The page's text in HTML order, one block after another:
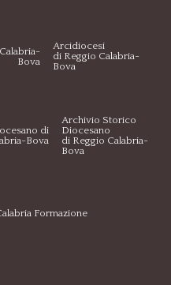
Arcidiocesi
di Reggio Calabria-
Bova
Archivio Storico
Diocesano
di Reggio Calabria-
Bova